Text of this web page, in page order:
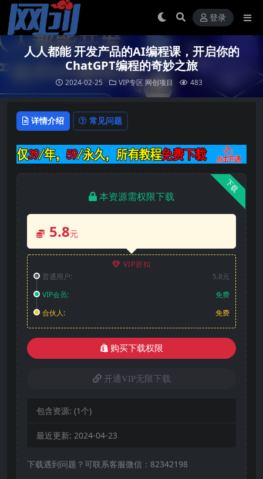
登录
人人都能 开发产品的AI编程课，开启你的
ChatGPT编程的奇妙之旅
2024-02-25 VIP专区 网创项目 483
详情介绍 常见问题
下载
本资源需权限下载
5.8元
VIP折扣
普通用户:
5.8元
VIP会员:
免费
合伙人:
免费
购买下载权限
开通VIP无限下载
包含资源: (1个)
最近更新: 2024-04-23
下载遇到问题？可联系客服微信：82342198